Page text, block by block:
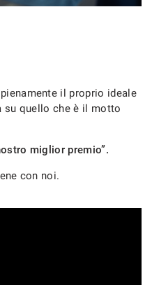
il proprio ideale
su quello che è il motto
miglior premio”.
con noi.